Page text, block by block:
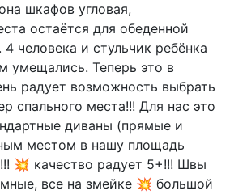
шкафов угловая,
остаётся для обеденной
4 человека и стульчик ребёнка
умещались. Теперь это в
радует возможность выбрать
спального места!!! Для нас это
диваны (прямые и
местом в нашу площадь
💥 качество радует 5+!!! Швы
все на змейке 💥 большой